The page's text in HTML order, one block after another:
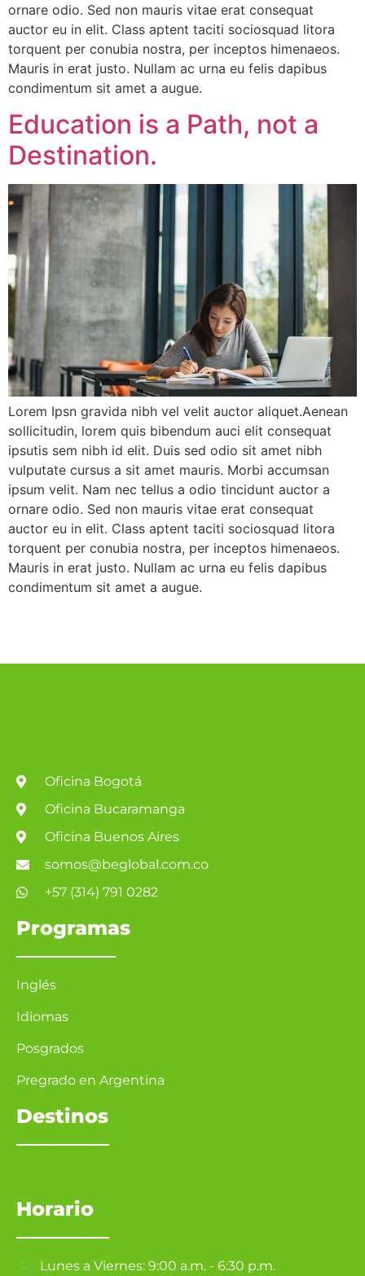
ornare odio. Sed non mauris vitae erat consequat
auctor eu in elit. Class aptent taciti sociosquad litora
torquent per conubia nostra, per inceptos himenaeos.
Mauris in erat justo. Nullam ac urna eu felis dapibus
condimentum sit amet a augue.
Education is a Path, not a
Destination.
Lorem Ipsn gravida nibh vel velit auctor aliquet.Aenean
sollicitudin, lorem quis bibendum auci elit consequat
ipsutis sem nibh id elit. Duis sed odio sit amet nibh
vulputate cursus a sit amet mauris. Morbi accumsan
ipsum velit. Nam nec tellus a odio tincidunt auctor a
ornare odio. Sed non mauris vitae erat consequat
auctor eu in elit. Class aptent taciti sociosquad litora
torquent per conubia nostra, per inceptos himenaeos.
Mauris in erat justo. Nullam ac urna eu felis dapibus
condimentum sit amet a augue.
Oficina Bogotá
Oficina Bucaramanga
Oficina Buenos Aires
somos@beglobal.com.co
+57 (314) 791 0282
Programas
Inglés
Idiomas
Posgrados
Pregrado en Argentina
Destinos
Horario
Lunes a Viernes: 9:00 a.m. - 6:30 p.m.